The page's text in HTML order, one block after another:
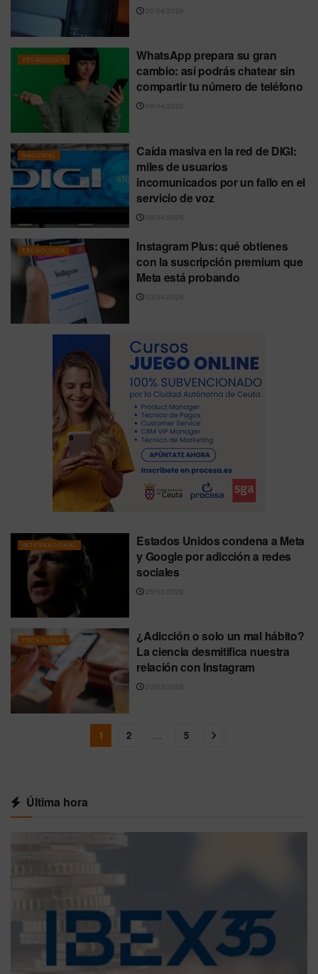
20/04/2026
TECNOLOGÍA
WhatsApp prepara su gran
cambio: así podrás chatear sin
compartir tu número de teléfono
09/04/2026
NACIONAL
Caída masiva en la red de DIGI:
miles de usuarios
incomunicados por un fallo en el
servicio de voz
08/04/2026
TECNOLOGÍA
Instagram Plus: qué obtienes
con la suscripción premium que
Meta está probando
03/04/2026
INTERNACIONAL
Estados Unidos condena a Meta
y Google por adicción a redes
sociales
25/03/2026
TECNOLOGÍA
¿Adicción o solo un mal hábito?
La ciencia desmitifica nuestra
relación con Instagram
22/03/2026
1 2 … 5
Última hora